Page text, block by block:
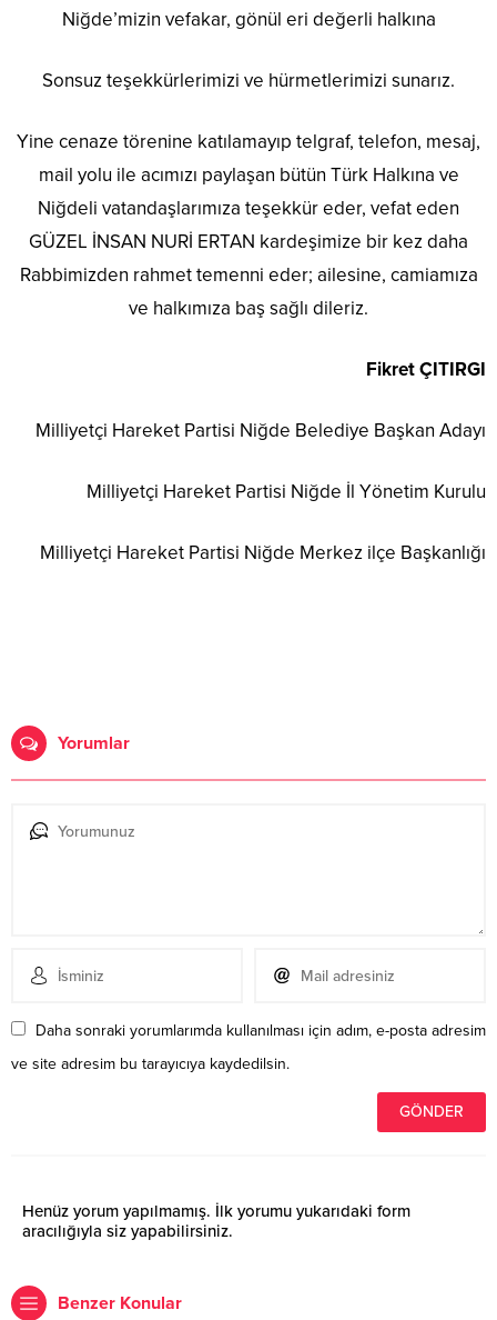
Niğde’mizin vefakar, gönül eri değerli halkına
Sonsuz teşekkürlerimizi ve hürmetlerimizi sunarız.
Yine cenaze törenine katılamayıp telgraf, telefon, mesaj,
mail yolu ile acımızı paylaşan bütün Türk Halkına ve
Niğdeli vatandaşlarımıza teşekkür eder, vefat eden
GÜZEL İNSAN NURİ ERTAN kardeşimize bir kez daha
Rabbimizden rahmet temenni eder; ailesine, camiamıza
ve halkımıza baş sağlı dileriz.
Fikret ÇITIRGI
Milliyetçi Hareket Partisi Niğde Belediye Başkan Adayı
Milliyetçi Hareket Partisi Niğde İl Yönetim Kurulu
Milliyetçi Hareket Partisi Niğde Merkez ilçe Başkanlığı
Yorumlar
Daha sonraki yorumlarımda kullanılması için adım, e-posta adresim
ve site adresim bu tarayıcıya kaydedilsin.
Henüz yorum yapılmamış. İlk yorumu yukarıdaki form
aracılığıyla siz yapabilirsiniz.
Benzer Konular